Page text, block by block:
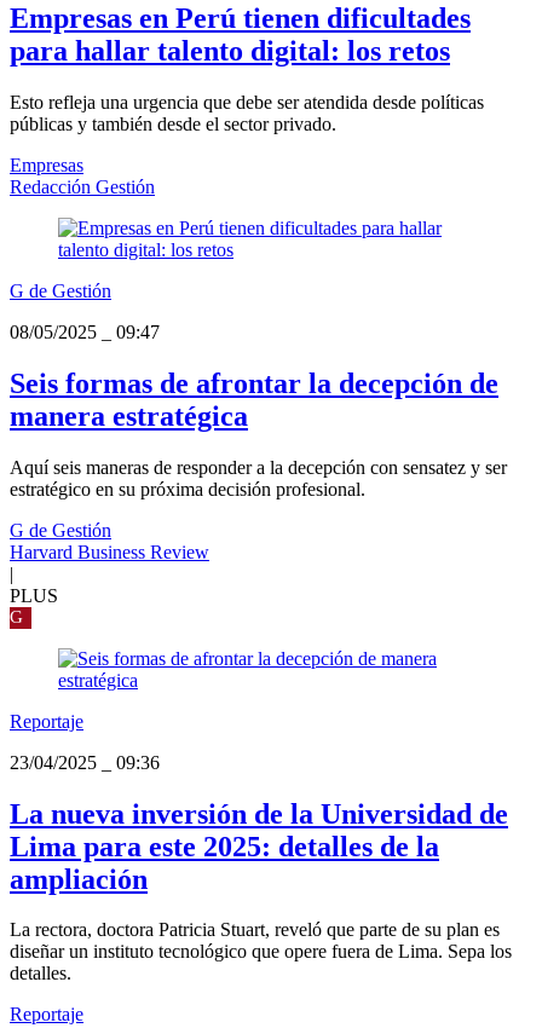
Empresas en Perú tienen dificultades
para hallar talento digital: los retos
Esto refleja una urgencia que debe ser atendida desde políticas
públicas y también desde el sector privado.
Empresas
Redacción Gestión
G de Gestión
08/05/2025
09:47
Seis formas de afrontar la decepción de
manera estratégica
Aquí seis maneras de responder a la decepción con sensatez y ser
estratégico en su próxima decisión profesional.
G de Gestión
Harvard Business Review
|
PLUS
G
Reportaje
23/04/2025
09:36
La nueva inversión de la Universidad de
Lima para este 2025: detalles de la
ampliación
La rectora, doctora Patricia Stuart, reveló que parte de su plan es
diseñar un instituto tecnológico que opere fuera de Lima. Sepa los
detalles.
Reportaje